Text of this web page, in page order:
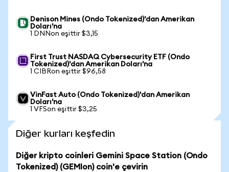
Denison Mines (Ondo Tokenized)'dan Amerikan
Doları'na
1 DNNon eşittir $3,15
First Trust NASDAQ Cybersecurity ETF (Ondo
Tokenized)'dan Amerikan Doları'na
1 CIBRon eşittir $96,58
VinFast Auto (Ondo Tokenized)'dan Amerikan
Doları'na
1 VFSon eşittir $3,25
Diğer kurları keşfedin
Diğer kripto coinleri Gemini Space Station (Ondo
Tokenized) (GEMIon) coin'e çevirin